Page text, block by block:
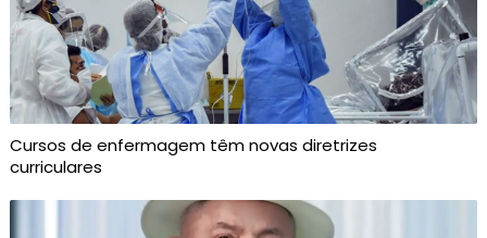
Cursos de enfermagem têm novas diretrizes
curriculares